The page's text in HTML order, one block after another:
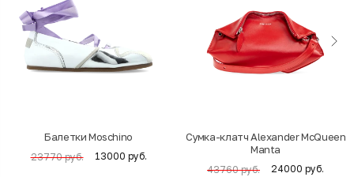
Балетки Moschino
23770 руб. 13000 руб.
Cумка-клатч Alexander McQueen
Manta
43760 руб. 24000 руб.